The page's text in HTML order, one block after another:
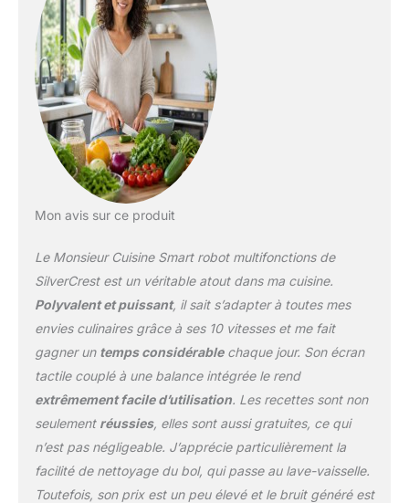
personnalisées, critères
de filtrage améliorés.
600 recettes prêtes à
l'emploi avec instructions
étape par étape (langue
anglaise non d).
Mon avis sur ce produit
Le Monsieur Cuisine Smart robot multifonctions de
SilverCrest est un véritable atout dans ma cuisine.
Polyvalent et puissant, il sait s’adapter à toutes mes
envies culinaires grâce à ses 10 vitesses et me fait
gagner un temps considérablechaque jour. Son écran
tactile couplé à une balance intégrée le rend
extrêmement facile d’utilisation. Les recettes sont non
seulement réussies, elles sont aussi gratuites, ce qui
n’est pas négligeable. J’apprécie particulièrement la
facilité de nettoyage du bol, qui passe au lave-vaisselle.
Toutefois, son prix est un peu élevé et le bruit généré est